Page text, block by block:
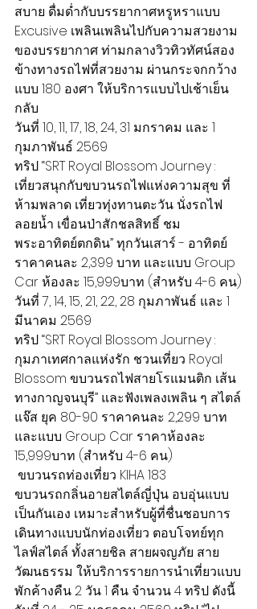
สบาย ดื่มด่ำกับบรรยากาศหรูหราแบบ
Excusive เพลินเพลินไปกับความสวยงาม
ของบรรยากาศ ท่ามกลางวิวทิวทัศน์สอง
ข้างทางรถไฟที่สวยงาม ผ่านกระจกกว้าง
แบบ 180 องศา ให้บริการแบบไปเช้าเย็น
กลับ
วันที่ 10, 11, 17, 18, 24, 31 มกราคม และ 1
กุมภาพันธ์ 2569
ทริป “SRT Royal Blossom Journey :
เที่ยวสนุกกับขบวนรถไฟแห่งความสุข ที่
ห้ามพลาด เที่ยวทุ่งทานตะวัน นั่งรถไฟ
ลอยน้ำ เขื่อนป่าสักชลสิทธิ์ ชม
พระอาทิตย์ตกดิน” ทุกวันเสาร์ - อาทิตย์
ราคาคนละ 2,399 บาท และแบบ Group
Car ห้องละ 15,999บาท (สำหรับ 4-6 คน)
วันที่ 7, 14, 15, 21, 22, 28 กุมภาพันธ์ และ 1
มีนาคม 2569
ทริป “SRT Royal Blossom Journey :
กุมภาเทศกาลแห่งรัก ชวนเที่ยว Royal
Blossom ขบวนรถไฟสายโรแมนติก เส้น
ทางกาญจนบุรี” และฟังเพลงเพลิน ๆ สไตล์
แจ๊ส ยุค 80-90 ราคาคนละ 2,299 บาท
และแบบ Group Car ราคาห้องละ
15,999บาท (สำหรับ 4-6 คน)
ขบวนรถท่องเที่ยว KIHA 183
ขบวนรถกลิ่นอายสไตล์ญี่ปุ่น อบอุ่นแบบ
เป็นกันเอง เหมาะสำหรับผู้ที่ชื่นชอบการ
เดินทางแบบนักท่องเที่ยว ตอบโจทย์ทุก
ไลฟ์สไตล์ ทั้งสายชิล สายผจญภัย สาย
วัฒนธรรม ให้บริการรายการนำเที่ยวแบบ
พักค้างคืน 2 วัน 1 คืน จำนวน 4 ทริป ดังนี้